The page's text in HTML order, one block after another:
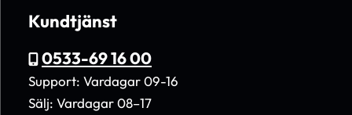
Kundtjänst
0533-69 16 00
Support: Vardagar 09-16
Sälj: Vardagar 08–17